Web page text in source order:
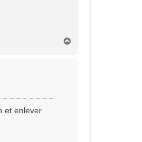
et enlever